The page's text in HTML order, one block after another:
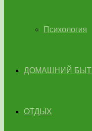
Психология
ДОМАШНИЙ БЫТ
ОТДЫХ